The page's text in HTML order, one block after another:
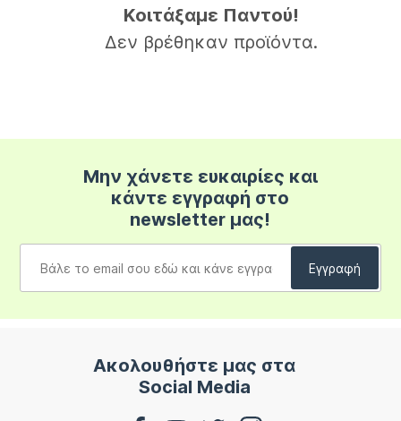
Κοιτάξαμε Παντού!
Δεν βρέθηκαν προϊόντα.
Μην χάνετε ευκαιρίες και
κάντε εγγραφή στο
newsletter μας!
Ακολουθήστε μας στα
Social Media